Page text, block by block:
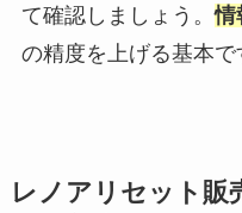
て確認しましょう。情
の精度を上げる基本で
レノアリセット販